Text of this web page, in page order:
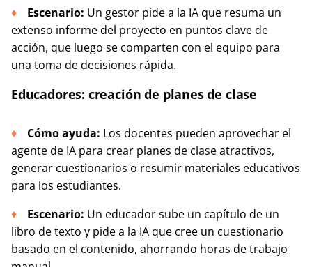
Escenario: Un gestor pide a la IA que resuma un
extenso informe del proyecto en puntos clave de
acción, que luego se comparten con el equipo para
una toma de decisiones rápida.
Educadores: creación de planes de clase
Cómo ayuda: Los docentes pueden aprovechar el
agente de IA para crear planes de clase atractivos,
generar cuestionarios o resumir materiales educativos
para los estudiantes.
Escenario: Un educador sube un capítulo de un
libro de texto y pide a la IA que cree un cuestionario
basado en el contenido, ahorrando horas de trabajo